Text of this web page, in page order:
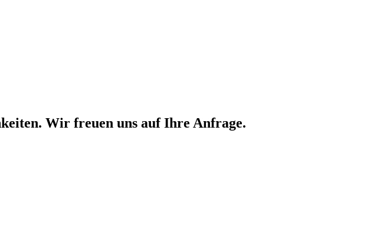
Wir freuen uns auf Ihre Anfrage.